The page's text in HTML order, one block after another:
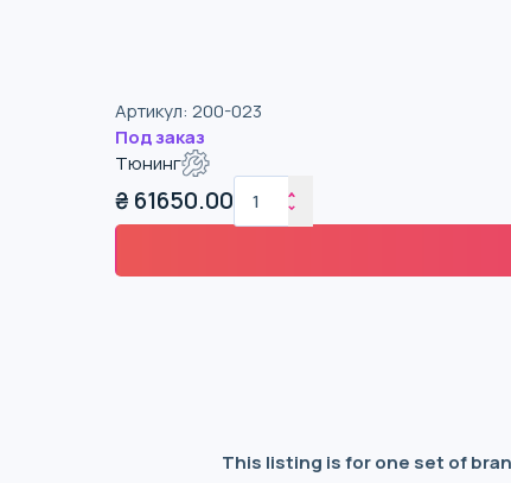
Артикул: 200-023
Под заказ
Тюнинг
₴ 61650.00
This listing is for one set of